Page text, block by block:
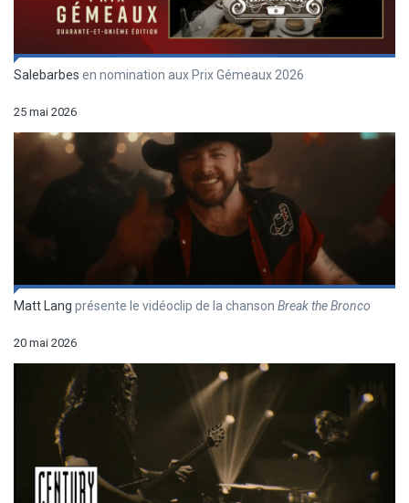
Salebarbes en nomination aux Prix Gémeaux 2026
25 mai 2026
Matt Lang présente le vidéoclip de la chanson Break the Bronco
20 mai 2026